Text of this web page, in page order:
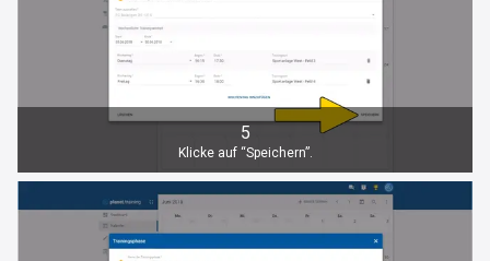
5
Klicke auf “Speichern”.